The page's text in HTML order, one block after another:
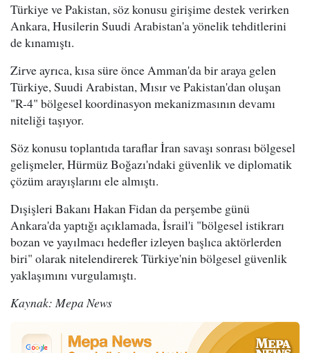
Türkiye ve Pakistan, söz konusu girişime destek verirken
Ankara, Husilerin Suudi Arabistan'a yönelik tehditlerini
de kınamıştı.
Zirve ayrıca, kısa süre önce Amman'da bir araya gelen
Türkiye, Suudi Arabistan, Mısır ve Pakistan'dan oluşan
"R-4" bölgesel koordinasyon mekanizmasının devamı
niteliği taşıyor.
Söz konusu toplantıda taraflar İran savaşı sonrası bölgesel
gelişmeler, Hürmüz Boğazı'ndaki güvenlik ve diplomatik
çözüm arayışlarını ele almıştı.
Dışişleri Bakanı Hakan Fidan da perşembe günü
Ankara'da yaptığı açıklamada, İsrail'i "bölgesel istikrarı
bozan ve yayılmacı hedefler izleyen başlıca aktörlerden
biri" olarak nitelendirerek Türkiye'nin bölgesel güvenlik
yaklaşımını vurgulamıştı.
Kaynak: Mepa News